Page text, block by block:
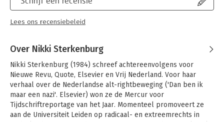
Lees ons recensiebeleid
Over Nikki Sterkenburg
Nikki Sterkenburg (1984) schreef achtereenvolgens voor
Nieuwe Revu, Quote, Elsevier en Vrij Nederland. Voor haar
verhaal over de Nederlandse alt-rightbeweging ('Dan ben ik
maar een nazi'. Elsevier) won ze de Mercur voor
Tijdschriftreportage van het Jaar. Momenteel promoveert ze
aan de Universiteit Leiden op radicaal- en extreemrechts in